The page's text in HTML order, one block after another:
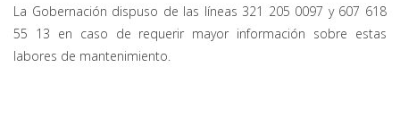
La Gobernación dispuso de las líneas 321 205 0097 y 607 618
55 13 en caso de requerir mayor información sobre estas
labores de mantenimiento.